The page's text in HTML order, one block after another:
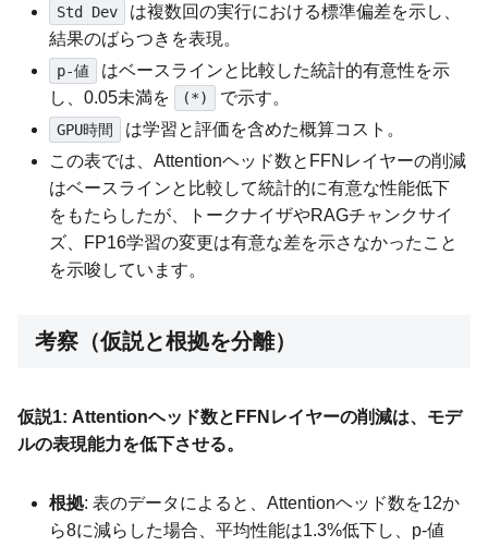
Std Dev
は複数回の実行における標準偏差を示し、
結果のばらつきを表現。
p-値
はベースラインと比較した統計的有意性を示
し、0.05未満を
(*) で示す。
GPU時間
は学習と評価を含めた概算コスト。
この表では、Attentionヘッド数とFFNレイヤーの削減
はベースラインと比較して統計的に有意な性能低下
をもたらしたが、トークナイザやRAGチャンクサイ
ズ、FP16学習の変更は有意な差を示さなかったこと
を示唆しています。
考察（仮説と根拠を分離）
仮説1: Attentionヘッド数とFFNレイヤーの削減は、モデ
ルの表現能力を低下させる。
根拠: 表のデータによると、Attentionヘッド数を12か
ら8に減らした場合、平均性能は1.3%低下し、p-値